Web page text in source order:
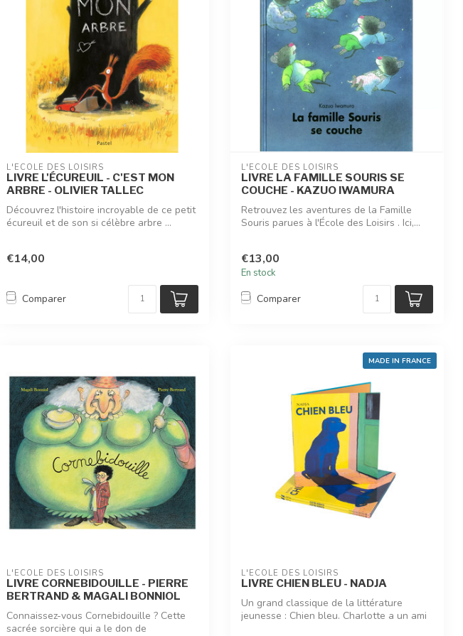
L'ÉCOLE DES LOISIRS
LIVRE L'ÉCUREUIL - C'EST MON
ARBRE - OLIVIER TALLEC
Découvrez l'histoire incroyable de ce petit
écureuil et de son si célèbre arbre ...
€14,00
Comparer
L'ÉCOLE DES LOISIRS
LIVRE LA FAMILLE SOURIS SE
COUCHE - KAZUO IWAMURA
Retrouvez les aventures de la Famille
Souris parues à l'École des Loisirs . Ici,...
€13,00
En stock
Comparer
L'ÉCOLE DES LOISIRS
LIVRE CORNEBIDOUILLE - PIERRE
BERTRAND & MAGALI BONNIOL
Connaissez-vous Cornebidouille ? Cette
sacrée sorcière qui a le don de
MADE IN FRANCE
L'ÉCOLE DES LOISIRS
LIVRE CHIEN BLEU - NADJA
Un grand classique de la littérature
jeunesse : Chien bleu. Charlotte a un ami